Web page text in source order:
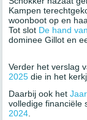
Kampen
woonboot op en
Tot slot De hand
dominee Gillot en
Verder het verslag
2025 die in het
Daarbij ook het
volledige financiële
2024